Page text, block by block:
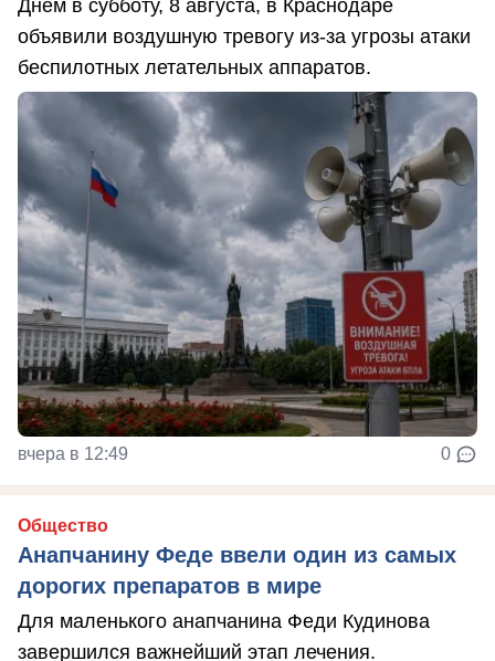
Днем в субботу, 8 августа, в Краснодаре
объявили воздушную тревогу из-за угрозы атаки
беспилотных летательных аппаратов.
вчера в 12:49 0
Общество
Анапчанину Феде ввели один из самых
дорогих препаратов в мире
Для маленького анапчанина Феди Кудинова
завершился важнейший этап лечения.